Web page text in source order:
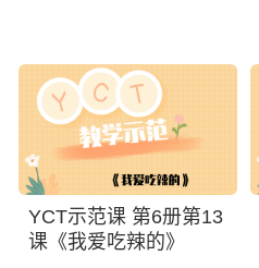
YCT示范课 第6册第13
课《我爱吃辣的》